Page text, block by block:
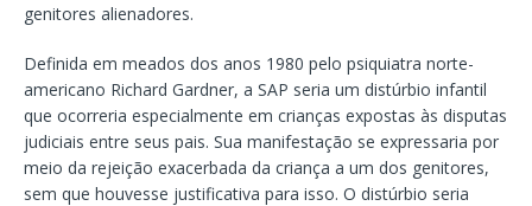
genitores alienadores.
Definida em meados dos anos 1980 pelo psiquiatra norte-
americano Richard Gardner, a SAP seria um distúrbio infantil
que ocorreria especialmente em crianças expostas às disputas
judiciais entre seus pais. Sua manifestação se expressaria por
meio da rejeição exacerbada da criança a um dos genitores,
sem que houvesse justificativa para isso. O distúrbio seria